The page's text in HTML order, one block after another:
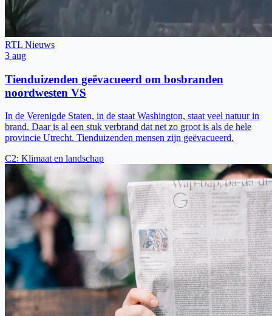
RTL Nieuws
3 aug
Tienduizenden geëvacueerd om bosbranden
noordwesten VS
In de Verenigde Staten, in de staat Washington, staat veel natuur in
brand. Daar is al een stuk verbrand dat net zo groot is als de hele
provincie Utrecht. Tienduizenden mensen zijn geëvacueerd.
C2: Klimaat en landschap